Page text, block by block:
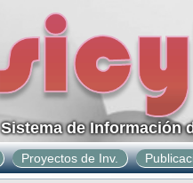
Sistema de Información
Proyectos de Inv.